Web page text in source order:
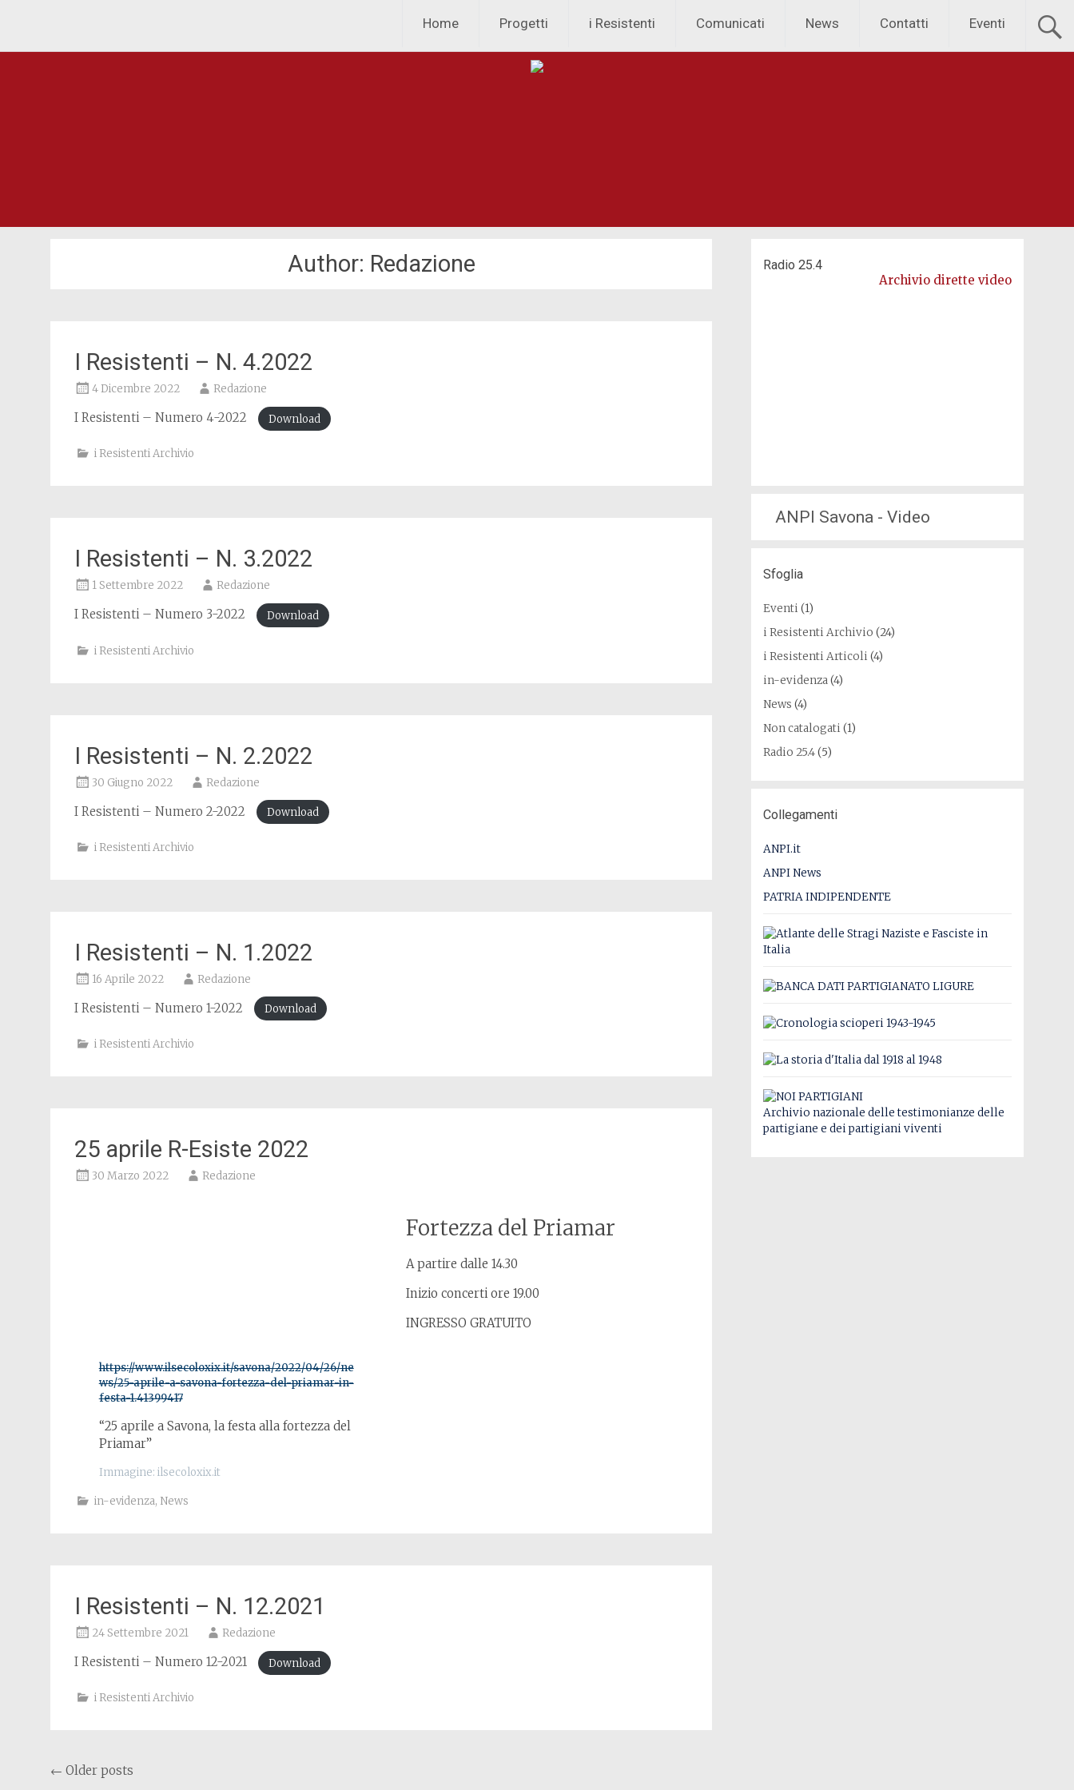
Home Progetti i Resistenti Comunicati News Contatti Eventi
Author: Redazione
I Resistenti – N. 4.2022
4 Dicembre 2022 Redazione
I Resistenti – Numero 4-2022 Download
i Resistenti Archivio
I Resistenti – N. 3.2022
1 Settembre 2022 Redazione
I Resistenti – Numero 3-2022 Download
i Resistenti Archivio
I Resistenti – N. 2.2022
30 Giugno 2022 Redazione
I Resistenti – Numero 2-2022 Download
i Resistenti Archivio
I Resistenti – N. 1.2022
16 Aprile 2022 Redazione
I Resistenti – Numero 1-2022 Download
i Resistenti Archivio
25 aprile R-Esiste 2022
30 Marzo 2022 Redazione
Fortezza del Priamar
A partire dalle 14.30
Inizio concerti ore 19.00
INGRESSO GRATUITO
https://www.ilsecoloxix.it/savona/2022/04/26/ne
ws/25-aprile-a-savona-fortezza-del-priamar-in-
festa-1.41399417
“25 aprile a Savona, la festa alla fortezza del
Priamar”
Immagine: ilsecoloxix.it
in-evidenza, News
I Resistenti – N. 12.2021
24 Settembre 2021 Redazione
I Resistenti – Numero 12-2021 Download
i Resistenti Archivio
Posts navigation
← Older posts
Radio 25.4
Archivio dirette video
ANPI Savona - Video
Sfoglia
Eventi (1)
i Resistenti Archivio (24)
i Resistenti Articoli (4)
in-evidenza(4)
News (4)
Non catalogati (1)
Radio 25.4(5)
Collegamenti
ANPI.it
ANPI News
PATRIA INDIPENDENTE
Archivio nazionale delle testimonianze delle
partigiane e dei partigiani viventi